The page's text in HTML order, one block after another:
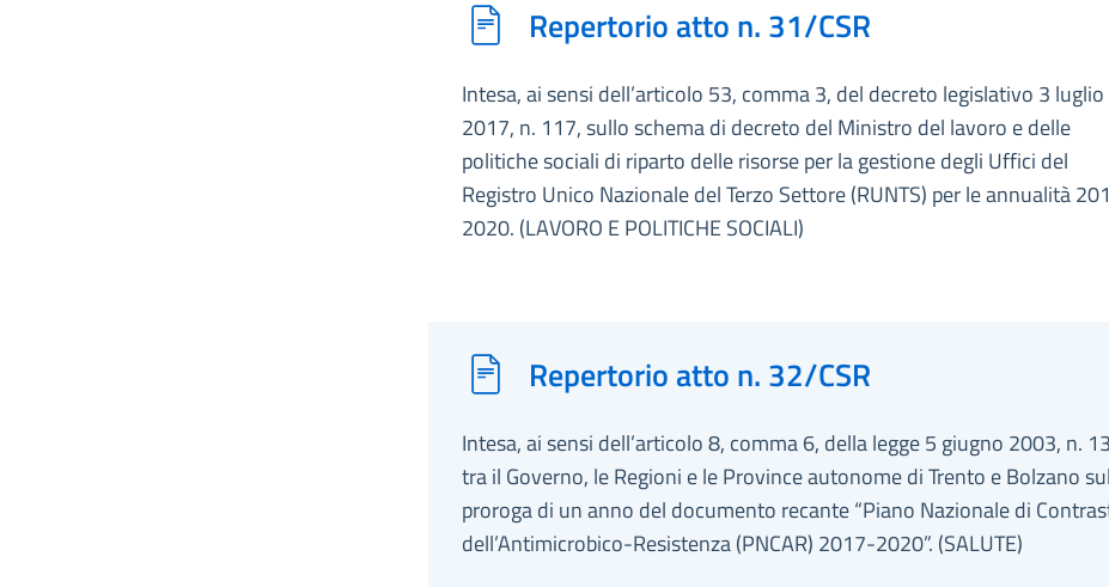
Repertorio atto n. 31/CSR
Intesa, ai sensi dell’articolo 53, comma 3, del decreto legislativo 3 luglio
2017, n. 117, sullo schema di decreto del Ministro del lavoro e delle
politiche sociali di riparto delle risorse per la gestione degli Uffici del
Registro Unico Nazionale del Terzo Settore (RUNTS) per le annualità
2020. (LAVORO E POLITICHE SOCIALI)
Repertorio atto n. 32/CSR
Intesa, ai sensi dell’articolo 8, comma 6, della legge 5 giugno 2003, n.
tra il Governo, le Regioni e le Province autonome di Trento e Bolzano
proroga di un anno del documento recante “Piano Nazionale di
dell’Antimicrobico-Resistenza (PNCAR) 2017-2020”. (SALUTE)